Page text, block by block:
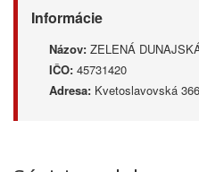
Informácie
Názov: ZELENÁ
IČO: 45731420
Adresa: Kvetoslavovská